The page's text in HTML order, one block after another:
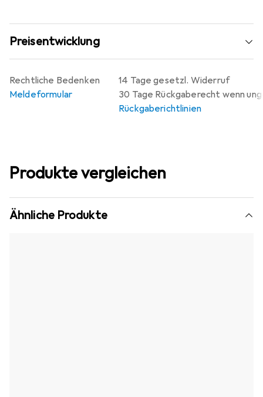
Preisentwicklung
14 Tage gesetzl. Widerruf
30 Tage Rückgaberecht wenn
Rückgaberichtlinien
Rechtliche Bedenken
Meldeformular
Produkte vergleichen
Ähnliche Produkte